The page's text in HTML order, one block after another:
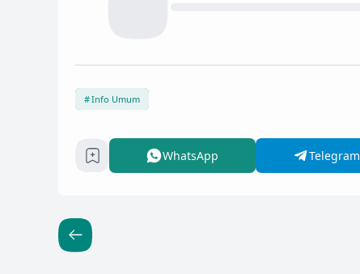
Info Umum
WhatsApp Telegram